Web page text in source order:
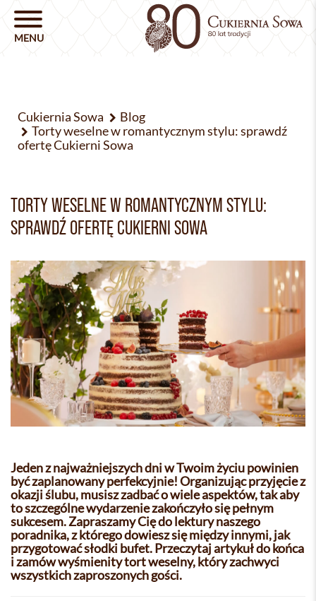
Cukiernia Sowa
Blog
Torty weselne w romantycznym stylu: sprawdź
ofertę Cukierni Sowa
TORTY WESELNE W ROMANTYCZNYM STYLU:
SPRAWDŹ OFERTĘ CUKIERNI SOWA
Jeden z najważniejszych dni w Twoim życiu powinien
być zaplanowany perfekcyjnie! Organizując przyjęcie z
okazji ślubu, musisz zadbać o wiele aspektów, tak aby
to szczególne wydarzenie zakończyło się pełnym
sukcesem. Zapraszamy Cię do lektury naszego
poradnika, z którego dowiesz się między innymi, jak
przygotować słodki bufet. Przeczytaj artykuł do końca
i zamów wyśmienity tort weselny, który zachwyci
wszystkich zaproszonych gości.